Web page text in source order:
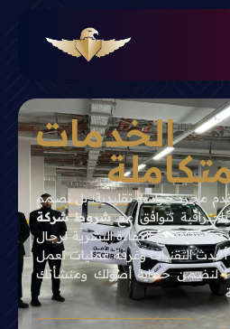
الخدمات
مجرد حراسة تقليدية؛ بل نصمم
تتوافق معشروط شركة
نحن ندمج الكفاءة البشرية لرجال
التقنيات وغرفة عمليات تعمل
مدار الساعة (24/7)، لنضمن حماية أصولك ومنشأتك